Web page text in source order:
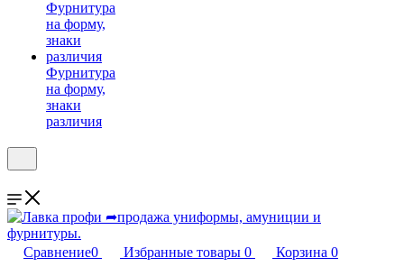
Фурнитура
на форму,
знаки
различия
Сравнение0 Избранные товары 0 Корзина 0